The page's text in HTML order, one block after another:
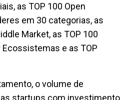
as TOP 100 Open
em 30 categorias, as
Market, as TOP 100
Ecossistemas e as TOP
o volume de
startups com investimento